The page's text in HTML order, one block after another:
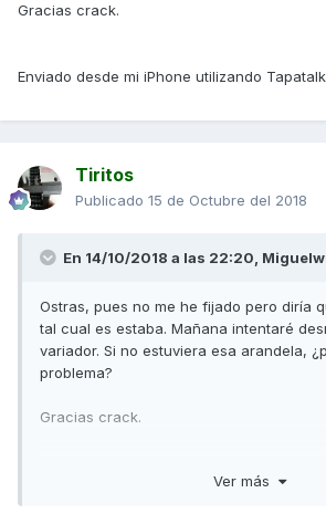
Gracias crack.
Enviado desde mi iPhone utilizando Tapatalk
Tiritos
Publicado 15 de Octubre del 2018
En 14/10/2018 a las 22:20,
Ostras, pues no me he fijado pero diría
tal cual es estaba. Mañana intentaré
variador. Si no estuviera esa arandela,
problema?
Gracias crack.
Enviado desde mi iPhone utilizando
Ver más